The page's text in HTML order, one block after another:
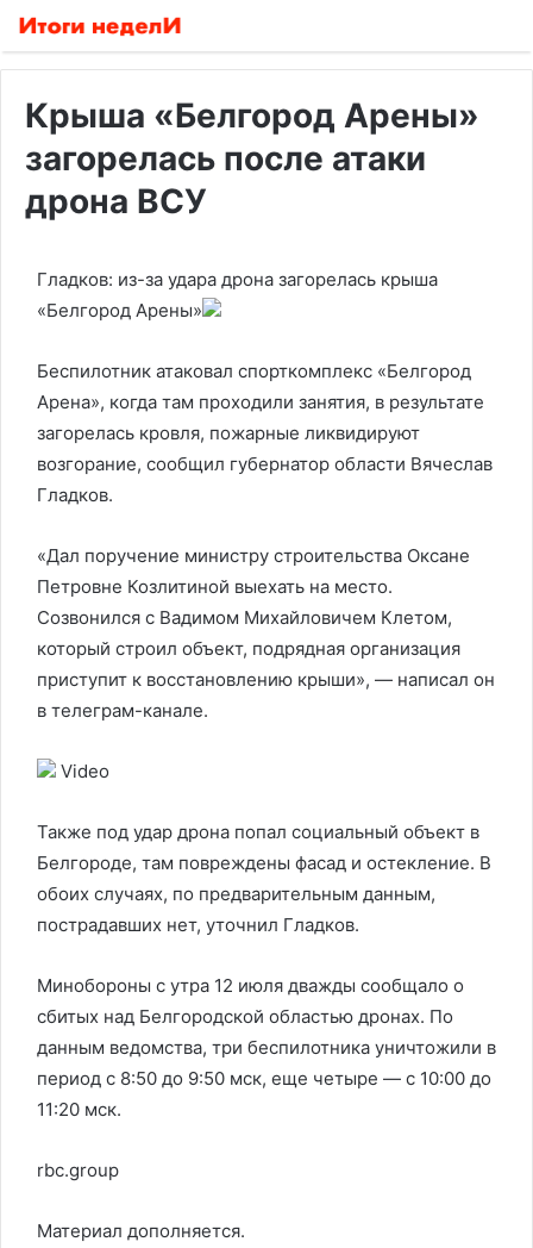
Крыша «Белгород Арены»
загорелась после атаки
дрона ВСУ
Гладков: из-за удара дрона загорелась крыша
«Белгород Арены»
Беспилотник атаковал спорткомплекс «Белгород
Арена», когда там проходили занятия, в результате
загорелась кровля, пожарные ликвидируют
возгорание, сообщил губернатор области Вячеслав
Гладков.
«Дал поручение министру строительства Оксане
Петровне Козлитиной выехать на место.
Созвонился с Вадимом Михайловичем Клетом,
который строил объект, подрядная организация
приступит к восстановлению крыши», — написал он
в телеграм-канале.
Video
Также под удар дрона попал социальный объект в
Белгороде, там повреждены фасад и остекление. В
обоих случаях, по предварительным данным,
пострадавших нет, уточнил Гладков.
Минобороны с утра 12 июля дважды сообщало о
сбитых над Белгородской областью дронах. По
данным ведомства, три беспилотника уничтожили в
период с 8:50 до 9:50 мск, еще четыре — с 10:00 до
11:20 мск.
rbc.group
Материал дополняется.